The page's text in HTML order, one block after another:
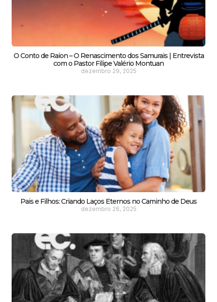
O Conto de Raion – O Renascimento dos Samurais | Entrevista
com o Pastor Filipe Valério Montuan
dezembro 29, 2025
Pais e Filhos: Criando Laços Eternos no Caminho de Deus
dezembro 26, 2025